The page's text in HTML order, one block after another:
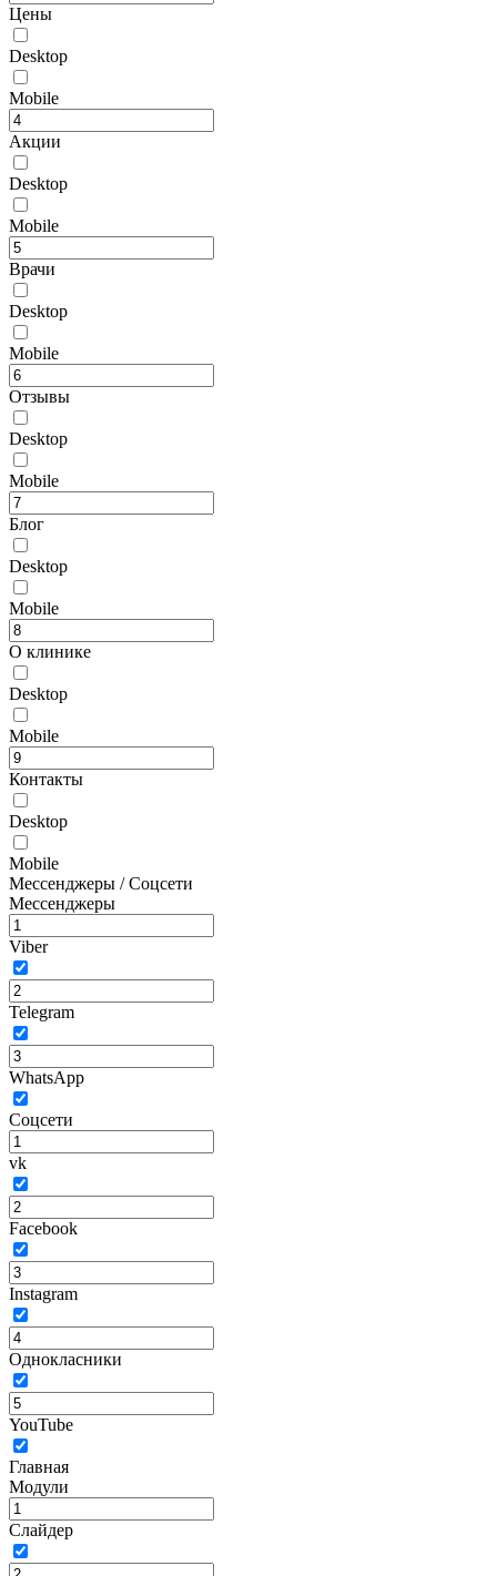
Цены
Desktop
Mobile
Акции
Desktop
Mobile
Врачи
Desktop
Mobile
Отзывы
Desktop
Mobile
Блог
Desktop
Mobile
О клинике
Desktop
Mobile
Контакты
Desktop
Mobile
Мессенджеры / Соцсети
Мессенджеры
Viber
Telegram
WhatsApp
Соцсети
vk
Facebook
Instagram
Однокласники
YouTube
Главная
Модули
Слайдер